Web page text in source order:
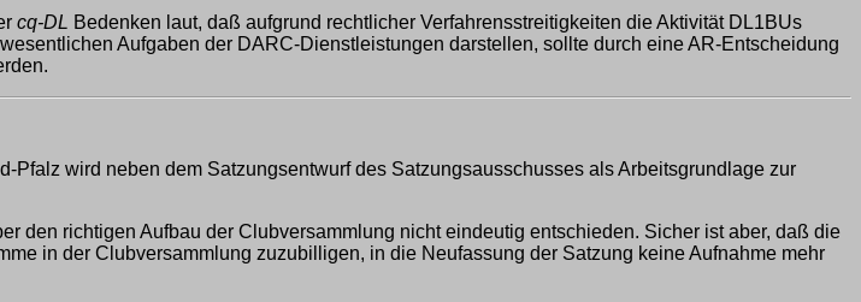
cq-DL Bedenken laut, daß aufgrund rechtlicher Verfahrensstreitigkeiten die Aktivität DL1BUs
Aufgaben der DARC-Dienstleistungen darstellen, sollte durch eine AR-Entscheidung
wird neben dem Satzungsentwurf des Satzungsausschusses als Arbeitsgrundlage zur
den richtigen Aufbau der Clubversammlung nicht eindeutig entschieden. Sicher ist aber, daß die
in der Clubversammlung zuzubilligen, in die Neufassung der Satzung keine Aufnahme mehr